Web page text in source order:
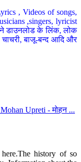
, Videos of songs,
,singers, lyricist
डाउनलोड के लिंक, लोक
चाचरी, बाजू-बन्द आदि और
Upreti - मोहन ...
history of so